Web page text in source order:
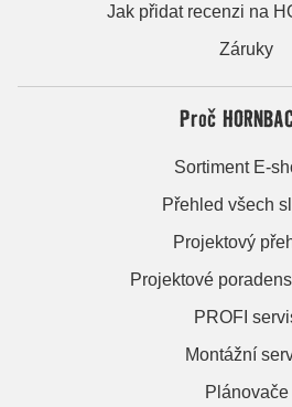
Jak přidat recenzi na
Záruky
Proč
Sortiment E-
Přehled všech
Projektový
Projektové
PROFI
Montážní
Plánovače